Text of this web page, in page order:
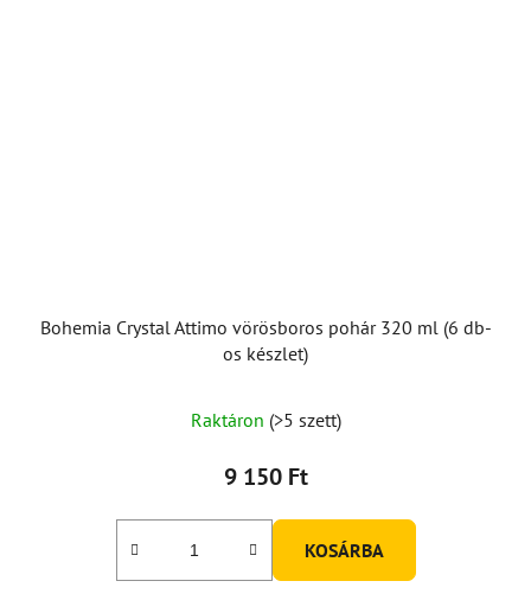
Bohemia Crystal Attimo vörösboros pohár 320 ml (6 db-
os készlet)
Raktáron (>5 szett)
9 150 Ft
KOSÁRBA